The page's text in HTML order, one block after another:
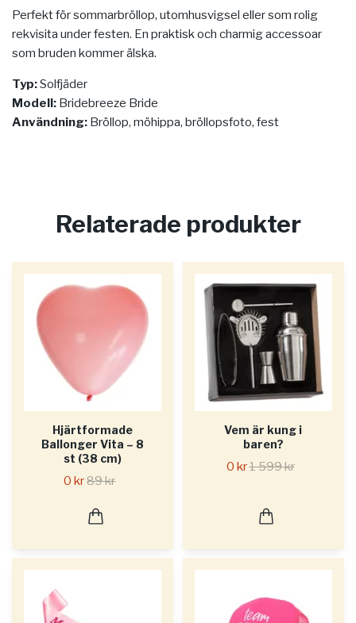
Perfekt för sommarbröllop, utomhusvigsel eller som rolig
rekvisita under festen. En praktisk och charmig accessoar
som bruden kommer älska.
Typ:Solfjäder
Modell: Bridebreeze Bride
Användning: Bröllop, möhippa, bröllopsfoto, fest
Relaterade produkter
Hjärtformade
Ballonger Vita – 8
st (38 cm)
0 kr89 kr
Vem är kung i
baren?
0 kr1 599 kr